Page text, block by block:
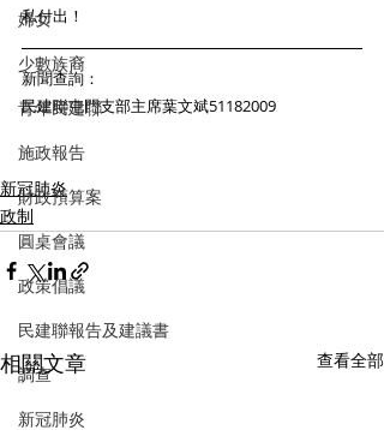
婦女
少數族裔
青年民建聯
施政報告
財政預算案
圓桌會議
政策倡議
民建聯報告及建議書
調查
新冠肺炎
私付出！
新聞查詢：
民建聯屯門支部主席葉文斌51182009
新冠肺炎
政制
相關文章 查看全部